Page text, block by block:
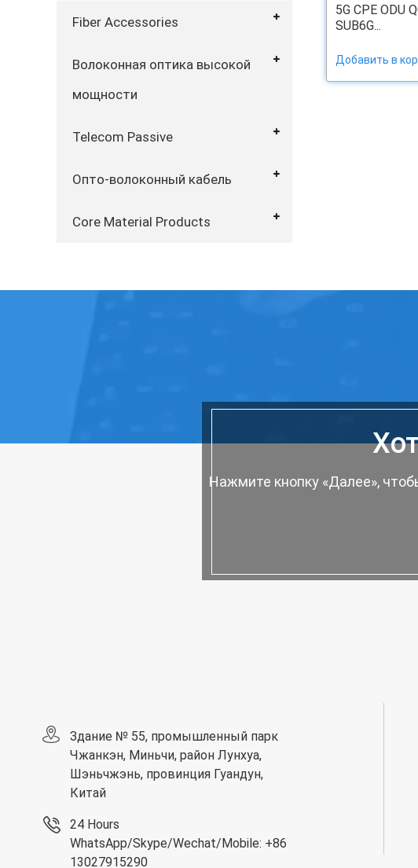
Fiber Accessories
Волоконная оптика высокой
мощности
Telecom Passive
Опто-волоконный кабель
Core Material Products
5G CPE ODU
SUB6G...
Добавить в
Нажмите кнопку «Далее»,
Здание № 55, промышленный парк
Чжанкэн, Миньчи, район Лунхуа,
Шэньчжэнь, провинция Гуандун,
Китай
24 Hours
WhatsApp/Skype/Wechat/Mobile: +86
13027915290